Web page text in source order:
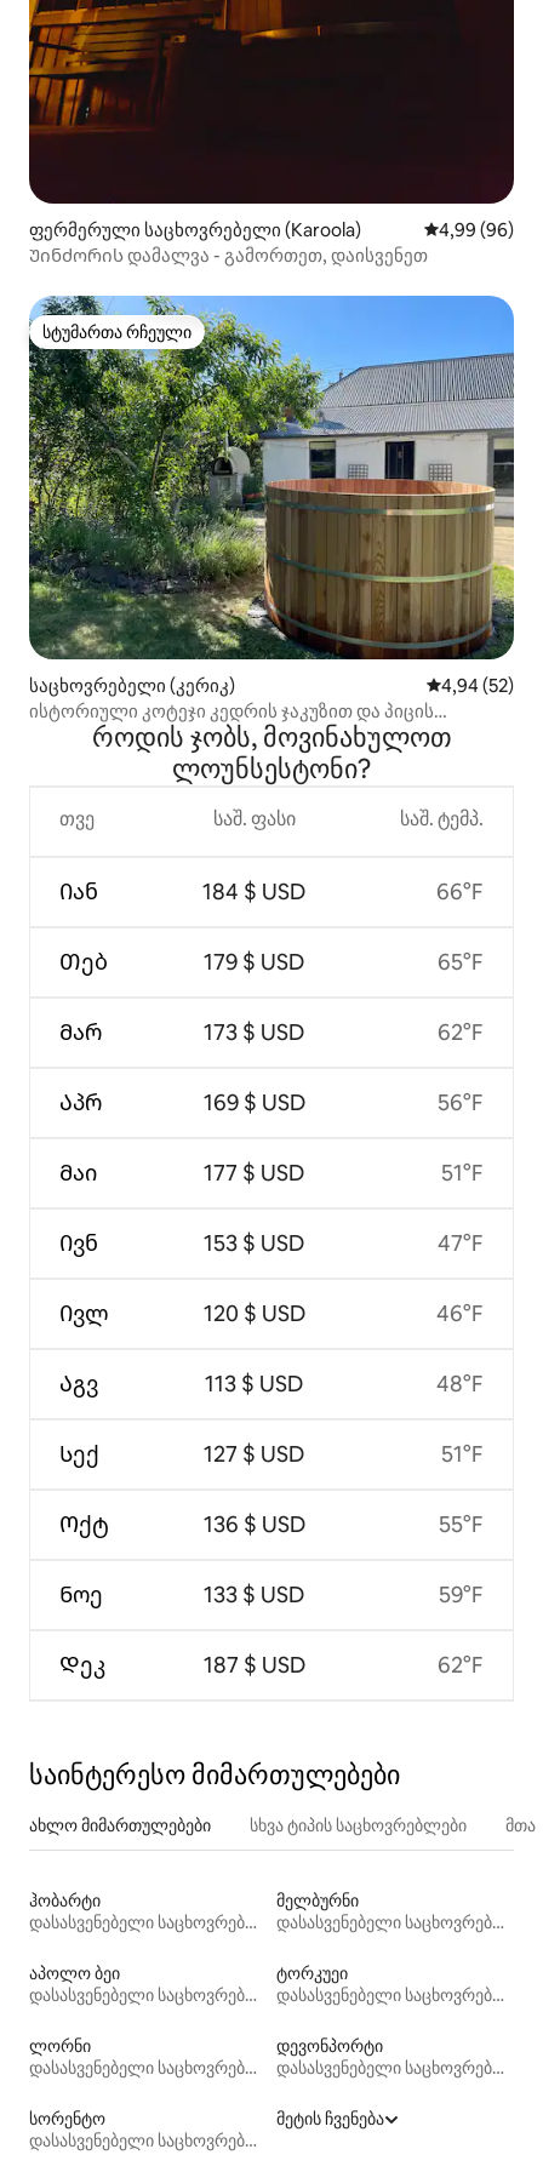
ფერმერული საცხოვრებელი (Karoola) საშუალო
4,99 (96)
Უინძორის დამალვა - გამორთეთ, დაისვენეთ
სტუმართა რჩეული
სტუმართა რჩეული
საცხოვრებელი (კერიკ) საშუალო
4,94 (52)
ისტორიული კოტეჯი კედრის ჯაკუზით და პიცის
ღუმელითროდის ჯობს, მოვინახულოთ
ლოუნსესტონი?
თვე
Იან
Თებ
Მარ
Აპრ
Მაი
Ივნ
Ივლ
Აგვ
Სექ
Ოქტ
Ნოე
Დეკ
საშ. ფასი
184 $ USD
179 $ USD
173 $ USD
169 $ USD
177 $ USD
153 $ USD
120 $ USD
113 $ USD
127 $ USD
136 $ USD
133 $ USD
187 $ USD
საშ. ტემპ.
66°F
65°F
62°F
56°F
51°F
47°F
46°F
48°F
51°F
55°F
59°F
62°F
საინტერესო მიმართულებები
ახლო მიმართულებები სხვა ტიპის საცხოვრებლები
ჰობარტი
დასასვენებელი საცხოვრებლები
მელბურნი
დასასვენებელი საცხოვრებლები
აპოლო ბეი
დასასვენებელი საცხოვრებლები
ტორკუეი
დასასვენებელი საცხოვრებლები
ლორნი
დასასვენებელი საცხოვრებლები
დევონპორტი
დასასვენებელი საცხოვრებლები
სორენტო
დასასვენებელი საცხოვრებლები
მეტის ჩვენება